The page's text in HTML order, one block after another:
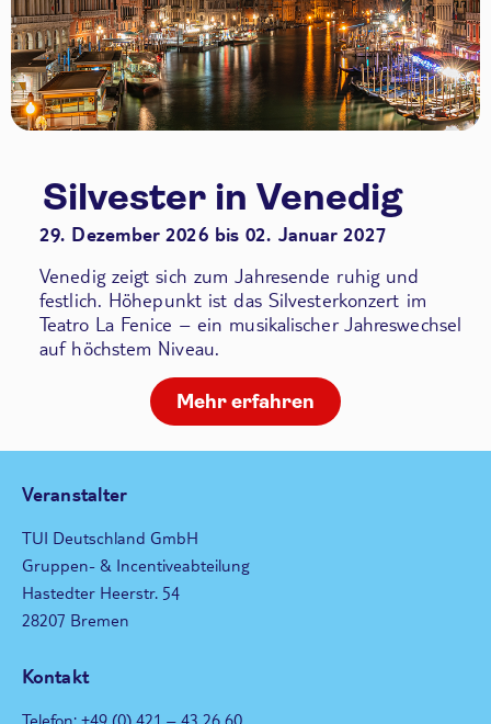
Silvester in Venedig
29. Dezember 2026 bis 02. Januar 2027
Venedig zeigt sich zum Jahresende ruhig und
festlich. Höhepunkt ist das Silvesterkonzert im
Teatro La Fenice – ein musikalischer Jahreswechsel
auf höchstem Niveau.
Mehr erfahren
Veranstalter
TUI Deutschland GmbH
Gruppen- & Incentiveabteilung
Hastedter Heerstr. 54
28207 Bremen
Kontakt
Telefon: +49 (0) 421 – 43 26 60